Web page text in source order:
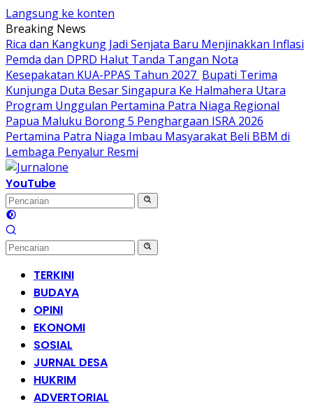
Langsung ke konten
Breaking News
Rica dan Kangkung Jadi Senjata Baru Menjinakkan Inflasi
Pemda dan DPRD Halut Tanda Tangan Nota
Kesepakatan KUA-PPAS Tahun 2027 Bupati Terima
Kunjunga Duta Besar Singapura Ke Halmahera Utara
Program Unggulan Pertamina Patra Niaga Regional
Papua Maluku Borong 5 Penghargaan ISRA 2026
Pertamina Patra Niaga Imbau Masyarakat Beli BBM di
Lembaga Penyalur Resmi
YouTube
TERKINI
BUDAYA
OPINI
EKONOMI
SOSIAL
JURNAL DESA
HUKRIM
ADVERTORIAL